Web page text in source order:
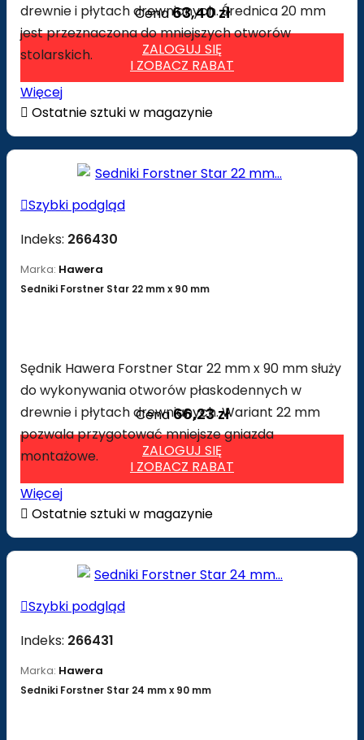
drewnie i płytach drewnianych. Średnica 20 mm
jest przeznaczona do mniejszych otworów
stolarskich.
Cena63,40 zł
ZALOGUJ SIĘ
I ZOBACZ RABAT
Więcej
 Ostatnie sztuki w magazynie
Szybki podgląd
Indeks: 266430
Marka: Hawera
Sedniki Forstner Star 22 mm x 90 mm
Sędnik Hawera Forstner Star 22 mm x 90 mm służy
do wykonywania otworów płaskodennych w
drewnie i płytach drewnianych. Wariant 22 mm
pozwala przygotować mniejsze gniazda
montażowe.
Cena66,23 zł
ZALOGUJ SIĘ
I ZOBACZ RABAT
Więcej
 Ostatnie sztuki w magazynie
Szybki podgląd
Indeks: 266431
Marka: Hawera
Sedniki Forstner Star 24 mm x 90 mm